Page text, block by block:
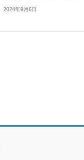
2024年9月6日